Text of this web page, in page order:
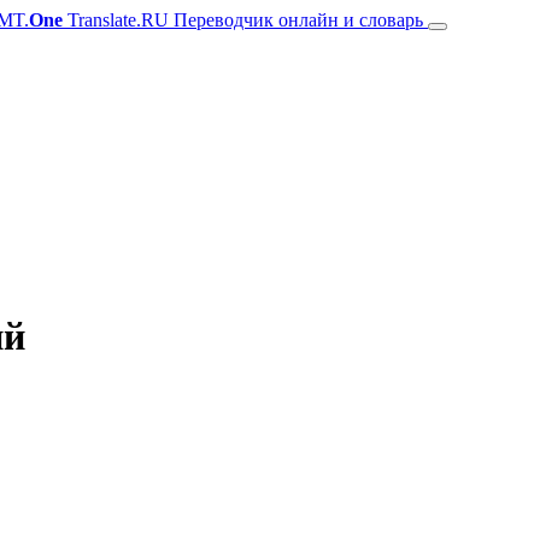
One Translate.RU Переводчик онлайн и словарь